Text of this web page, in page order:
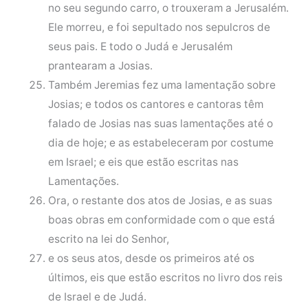
no seu segundo carro, o trouxeram a Jerusalém.
Ele morreu, e foi sepultado nos sepulcros de
seus pais. E todo o Judá e Jerusalém
prantearam a Josias.
Também Jeremias fez uma lamentação sobre
Josias; e todos os cantores e cantoras têm
falado de Josias nas suas lamentações até o
dia de hoje; e as estabeleceram por costume
em Israel; e eis que estão escritas nas
Lamentações.
Ora, o restante dos atos de Josias, e as suas
boas obras em conformidade com o que está
escrito na lei do Senhor,
e os seus atos, desde os primeiros até os
últimos, eis que estão escritos no livro dos reis
de Israel e de Judá.